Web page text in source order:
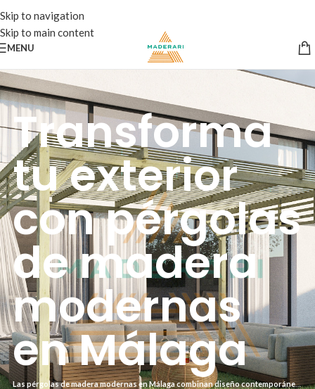
Skip to navigation
Skip to main content
MENU
Transforma
tu exterior
con pérgolas
de madera
modernas
en Málaga
Las pérgolas de madera modernas en Málaga combinan diseño contemporáneo